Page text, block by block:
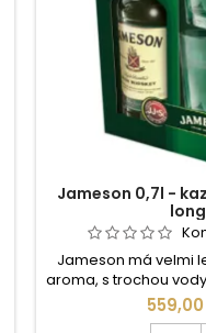
Jameson 0,7l -
long
Jameson má velmi
aroma, s trochou
medové
rozpáleného